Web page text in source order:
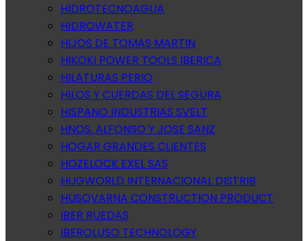
HIDROTECNOAGUA
HIDROWATER
HIJOS DE TOMAS MARTIN
HIKOKI POWER TOOLS IBERICA
HILATURAS PERIO
HILOS Y CUERDAS DEL SEGURA
HISPANO INDUSTRIAS SVELT
HNOS. ALFONSO Y JOSE SANZ
HOGAR GRANDES CLIENTES
HOZELOCK EXEL SAS
HUGWORLD INTERNACIONAL DISTRIB
HUSQVARNA CONSTRUCTION PRODUCT
IBER RUEDAS
IBEROLUSO TECHNOLOGY